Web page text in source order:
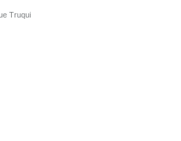
Truqui